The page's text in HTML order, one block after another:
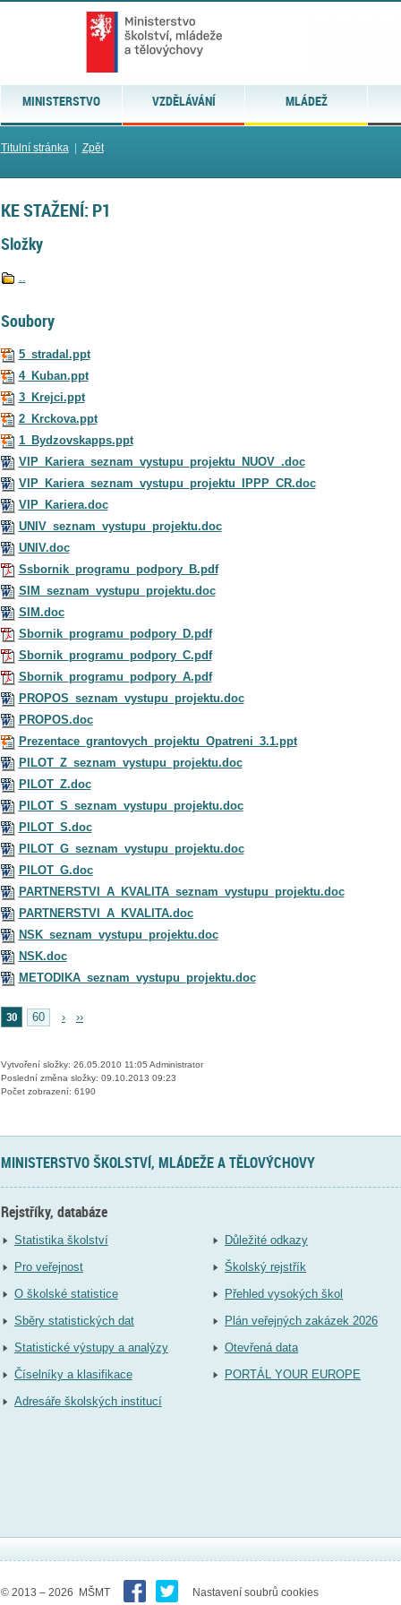
MINISTERSTVO VZDĚLÁVÁNÍ MLÁDEŽ
Titulní stránka| Zpět
KE STAŽENÍ: P1
Složky
..
Soubory
5_stradal.ppt
4_Kuban.ppt
3_Krejci.ppt
2_Krckova.ppt
1_Bydzovskapps.ppt
VIP_Kariera_seznam_vystupu_projektu_NUOV_.doc
VIP_Kariera_seznam_vystupu_projektu_IPPP_CR.doc
VIP_Kariera.doc
UNIV_seznam_vystupu_projektu.doc
UNIV.doc
Ssbornik_programu_podpory_B.pdf
SIM_seznam_vystupu_projektu.doc
SIM.doc
Sbornik_programu_podpory_D.pdf
Sbornik_programu_podpory_C.pdf
Sbornik_programu_podpory_A.pdf
PROPOS_seznam_vystupu_projektu.doc
PROPOS.doc
Prezentace_grantovych_projektu_Opatreni_3.1.ppt
PILOT_Z_seznam_vystupu_projektu.doc
PILOT_Z.doc
PILOT_S_seznam_vystupu_projektu.doc
PILOT_S.doc
PILOT_G_seznam_vystupu_projektu.doc
PILOT_G.doc
PARTNERSTVI_A_KVALITA_seznam_vystupu_projektu.doc
PARTNERSTVI_A_KVALITA.doc
NSK_seznam_vystupu_projektu.doc
NSK.doc
METODIKA_seznam_vystupu_projektu.doc
30 60 › ››
Vytvoření složky: 26.05.2010 11:05 Administrator
Poslední změna složky: 09.10.2013 09:23
Počet zobrazení: 6190
MINISTERSTVO ŠKOLSTVÍ, MLÁDEŽE A TĚLOVÝCHOVY
Rejstříky, databáze
Statistika školství
Pro veřejnost
O školské statistice
Sběry statistických dat
Statistické výstupy a analýzy
Číselníky a klasifikace
Adresáře školských institucí
Důležité odkazy
Školský rejstřík
Přehled vysokých škol
Plán veřejných zakázek 2026
Otevřená data
PORTÁL YOUR EUROPE
© 2013 – 2026 MŠMT Nastavení soubrů cookies